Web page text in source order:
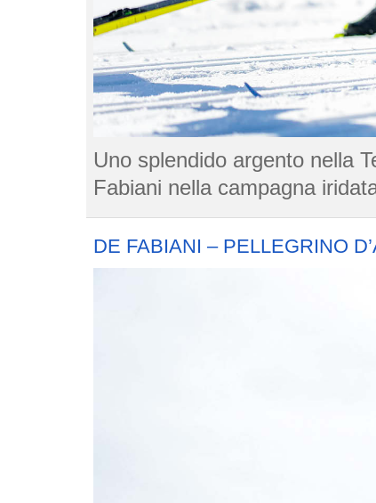
Uno splendido argento nella
Fabiani nella campagna
DE FABIANI – PELLEGRINO